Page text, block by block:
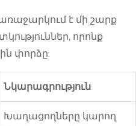
է մի շարք
որոնք
փորձը:
Նկարագրություն
Խաղացողները կարող